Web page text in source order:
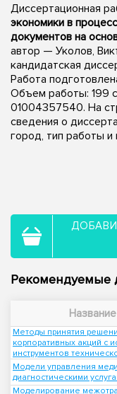
Диссертационная
экономики в
документов на
автор — Уколов,
кандидатская
Работа
Объем работы: 199
01004357540. На
сведения о
город, тип работы
Рекомендуемые
Методы принятия
корпоративных акций с
инструментов
Модели управления
диагностическими
Моделирование